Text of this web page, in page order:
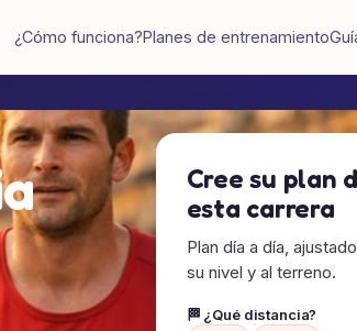
¿Cómo funciona?Planes de entrenamiento
Cree su plan
esta carrera
Plan día a día,
su nivel y al terreno.
🏁 ¿Qué distancia?